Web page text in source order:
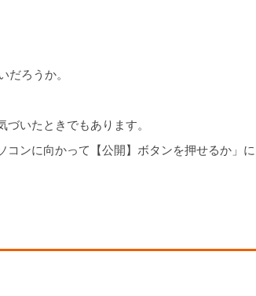
だろうか。
いたときでもあります。
ンに向かって【公開】ボタンを押せるか」に